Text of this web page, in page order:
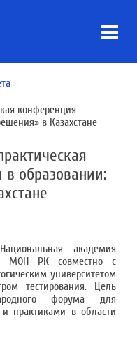
конференция
в Казахстане
образовании:
академия
МОН РК совместно с
университетом
тестирования. Цель
форума для
практиками в области